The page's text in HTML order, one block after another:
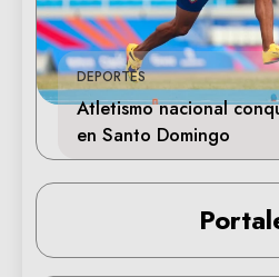
DEPORTES
Atletismo nacional
en Santo Domingo